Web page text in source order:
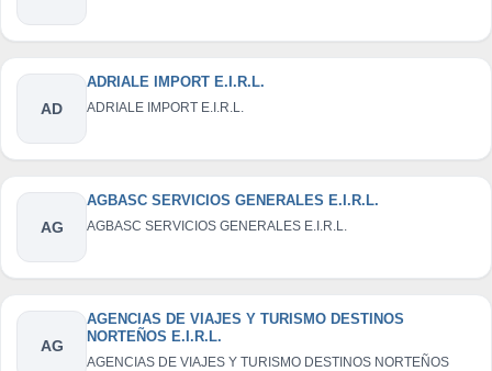
AD
ADRIALE IMPORT E.I.R.L.
ADRIALE IMPORT E.I.R.L.
AG
AGBASC SERVICIOS GENERALES E.I.R.L.
AGBASC SERVICIOS GENERALES E.I.R.L.
AG
AGENCIAS DE VIAJES Y TURISMO DESTINOS
NORTEÑOS E.I.R.L.
AGENCIAS DE VIAJES Y TURISMO DESTINOS NORTEÑOS